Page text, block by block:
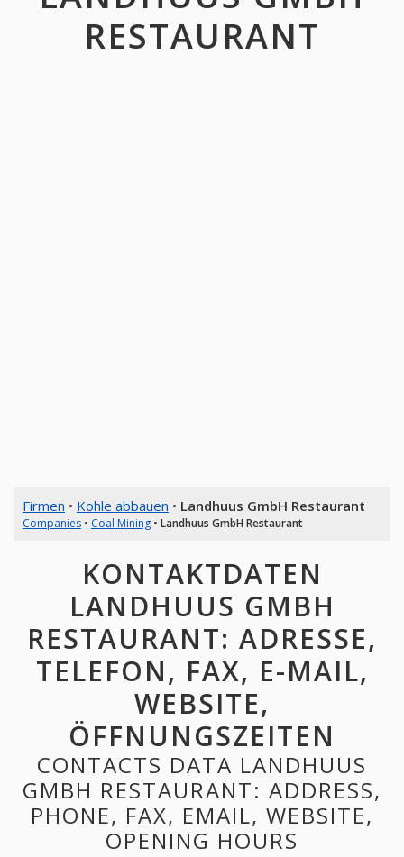
RESTAURANT
Firmen • Kohle abbauen • Landhuus GmbH Restaurant
Companies• Coal Mining• Landhuus GmbH Restaurant
KONTAKTDATEN
LANDHUUS GMBH
RESTAURANT: ADRESSE,
TELEFON, FAX, E-MAIL,
WEBSITE,
ÖFFNUNGSZEITEN
CONTACTS DATA LANDHUUS
GMBH RESTAURANT: ADDRESS,
PHONE, FAX, EMAIL, WEBSITE,
OPENING HOURS